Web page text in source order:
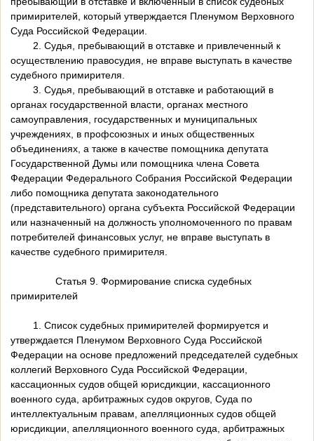
примирителей, который утверждается Пленумом Верховного
Суда Российской Федерации.
2. Судья, пребывающий в отставке и привлеченный к
осуществлению правосудия, не вправе выступать в качестве
судебного примирителя.
3. Судья, пребывающий в отставке и работающий в
органах государственной власти, органах местного
самоуправления, государственных и муниципальных
учреждениях, в профсоюзных и иных общественных
объединениях, а также в качестве помощника депутата
Государственной Думы или помощника члена Совета
Федерации Федерального Собрания Российской Федерации
либо помощника депутата законодательного
(представительного) органа субъекта Российской Федерации
или назначенный на должность уполномоченного по правам
потребителей финансовых услуг, не вправе выступать в
качестве судебного примирителя.
Статья 9. Формирование списка судебных
примирителей
1. Список судебных примирителей формируется и
утверждается Пленумом Верховного Суда Российской
Федерации на основе предложений председателей судебных
коллегий Верховного Суда Российской Федерации,
кассационных судов общей юрисдикции, кассационного
военного суда, арбитражных судов округов, Суда по
интеллектуальным правам, апелляционных судов общей
юрисдикции, апелляционного военного суда, арбитражных